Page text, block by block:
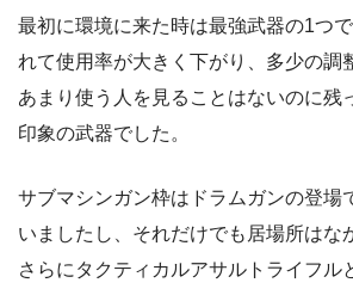
最初に環境に来た時は最強武器の1つ
れて使用率が大きく下がり、多少の調
あまり使う人を見ることはないのに残
印象の武器でした。
サブマシンガン枠はドラムガンの登場
いましたし、それだけでも居場所はな
さらにタクティカルアサルトライフル